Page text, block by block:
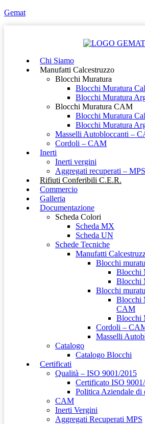
Gemat
Chi Siamo
Manufatti Calcestruzzo
Blocchi Muratura
Blocchi Muratura
Blocchi Muratura
Blocchi Muratura CAM
Blocchi Muratura
Blocchi Muratura
Masselli Autobloccanti –
Cordoli – CAM
Inerti
Inerti vergini
Aggregati recuperati – MPS
Rifiuti Conferibili C.E.R.
Commercio
Galleria
Documentazione
Scheda Colori
Scheda MX
Scheda UN
Schede Tecniche
Manufatti
Blocchi
Blocchi
Blocchi
Blocchi
Blocchi
CAM
Blocchi
Cordoli –
Masselli
Catalogo
Catalogo Blocchi
Certificati
Qualità – ISO 9001/2015
Certificato ISO
Politica Aziendale di
CAM
Inerti Vergini
Aggregati Recuperati MPS